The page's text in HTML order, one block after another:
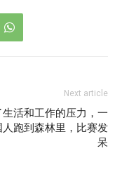
Next article
生活和工作的压力，一
人跑到森林里，比赛发
呆